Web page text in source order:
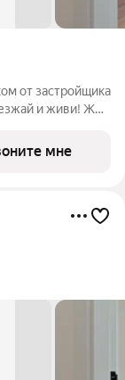
от застройщика
и живи! ЖК
- Краснолесья -
мне